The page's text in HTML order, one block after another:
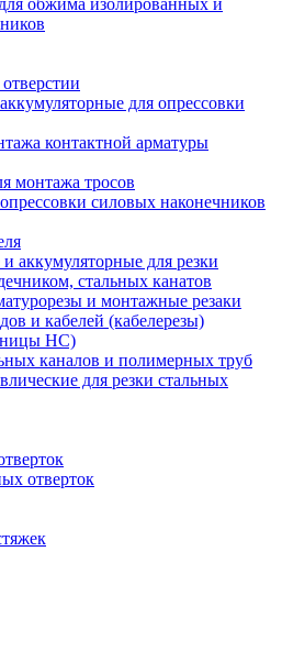
обжима изолированных и
для опрессовки
контактной арматуры
монтажа тросов
силовых наконечников
аккумуляторные для резки
стальных канатов
и монтажные резаки
и кабелей (кабелерезы)
НС)
каналов и полимерных труб
для резки стальных
отверток